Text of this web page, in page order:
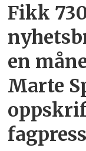
Fikk
en
Marte